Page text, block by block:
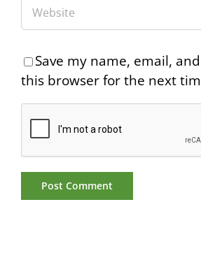
Save my name, email,
this browser for the next